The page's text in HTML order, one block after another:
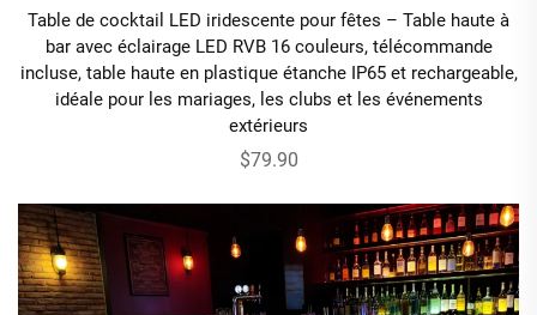
Table de cocktail LED iridescente pour fêtes – Table haute à
bar avec éclairage LED RVB 16 couleurs, télécommande
incluse, table haute en plastique étanche IP65 et rechargeable,
idéale pour les mariages, les clubs et les événements
extérieurs
$79.90